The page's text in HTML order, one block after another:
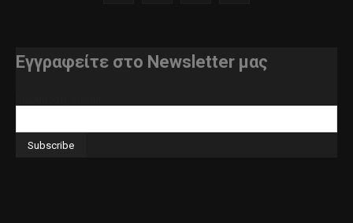
Εγγραφείτε στο Newsletter μας